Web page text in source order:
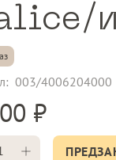
003/4006204000